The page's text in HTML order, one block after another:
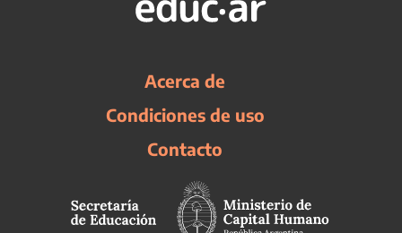
Acerca de
Condiciones de uso
Contacto